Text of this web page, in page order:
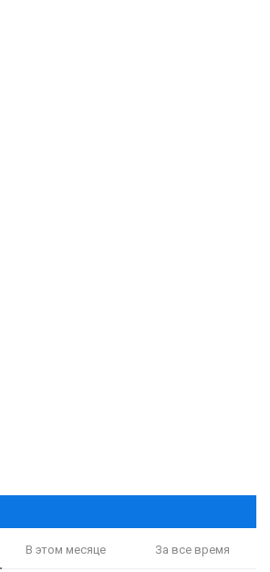
В этом месяце За все время